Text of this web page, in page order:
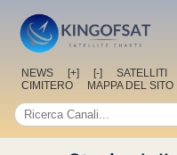
NEWS [+] [-] SATELLITI
CIMITERO
MAPPA DEL SITO